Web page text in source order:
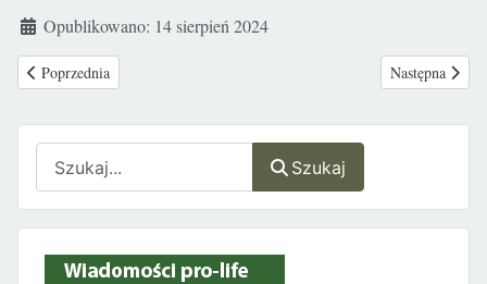
Szukaj
Opublikowano: 14 sierpień 2024
Poprzednia strona: Pogrzeb dzieci nienarodzonych i martwo urodzonych
Poprzednia Następna
Następna